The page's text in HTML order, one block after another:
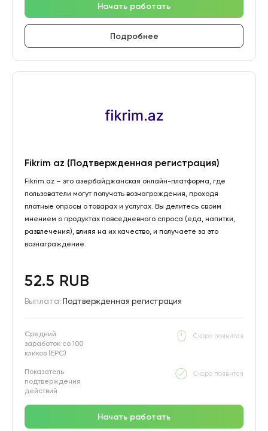
Начать работать
Подробнее
Fikrim az (Подтвержденная регистрация)
Fikrim.az – это азербайджанская онлайн-платформа, где
пользователи могут получать вознаграждения, проходя
платные опросы о товарах и услугах. Вы делитесь своим
мнением о продуктах повседневного спроса (еда, напитки,
развлечения), влияя на их качество, и получаете за это
вознаграждение.
52.5 RUB
Выплата: Подтвержденная регистрация
Средний
заработок со 100
кликов (EPC)
Скоро появится
Показатель
подтверждения
действий
Скоро появится
Начать работать